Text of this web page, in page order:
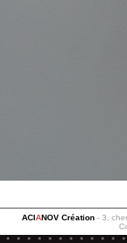
ACIANOV Création- 3,